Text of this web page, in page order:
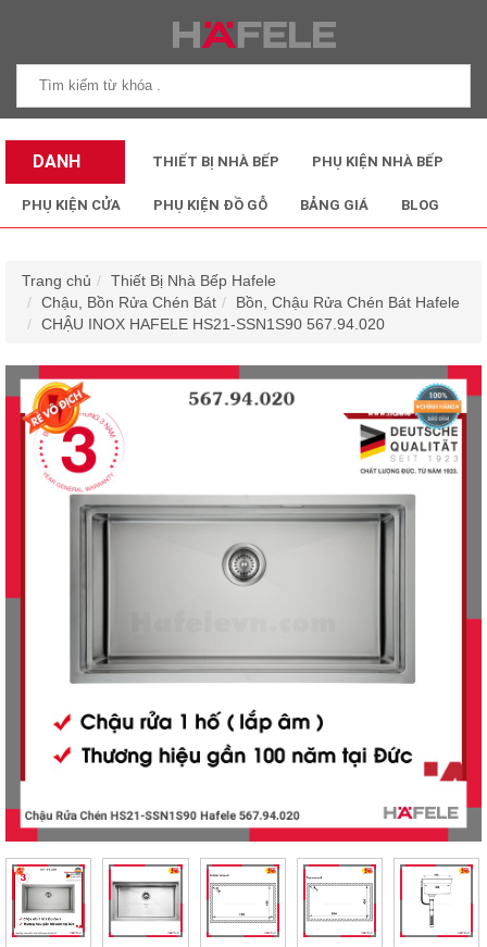
DANH
MỤC SẢN
THIẾT BỊ NHÀ BẾP PHỤ KIỆN NHÀ BẾP
PHỤ KIỆN CỬA PHỤ KIỆN ĐỒ GỖ BẢNG GIÁ BLOG
Trang chủ
Thiết Bị Nhà Bếp Hafele
Chậu, Bồn Rửa Chén Bát
Bồn, Chậu Rửa Chén Bát Hafele
CHẬU INOX HAFELE HS21-SSN1S90 567.94.020